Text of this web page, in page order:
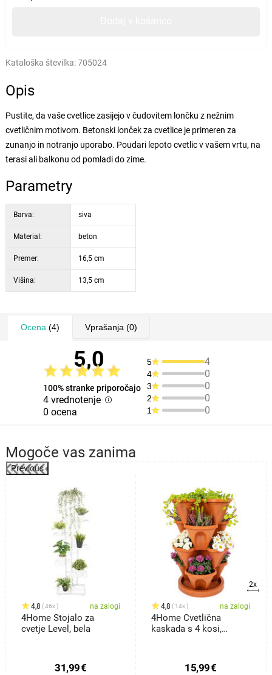
Kataloška številka:705024
Opis
Pustite, da vaše cvetlice zasijejo v čudovitem lončku z nežnim
cvetličnim motivom. Betonski lonček za cvetlice je primeren za
zunanjo in notranjo uporabo. Poudari lepoto cvetlic v vašem vrtu, na
terasi ali balkonu od pomladi do zime.
Parametry
Barva: siva
Material: beton
Premer: 16,5 cm
Višina: 13,5 cm
Ocena (4) Vprašanja (0)
5,0
100% stranke priporočajo
4 vrednotenje
0 ocena
5 4
4 0
3 0
2 0
1 0
Mogoče vas zanima
Previous
4,8 46x na zalogi
4Home Stojalo za
cvetje Level, bela
31,99€
2x
4,8 14x na zalogi
4Home Cvetlična
kaskada s 4 kosi,
15,99€